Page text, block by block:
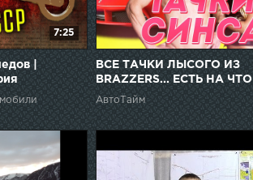
7:25
|
| Иван
ВСЕ ТАЧКИ ЛЫСОГО ИЗ
BRAZZERS... ЕСТЬ НА ЧТО
ПОСМОТРЕТЬ!
АвтоТайм